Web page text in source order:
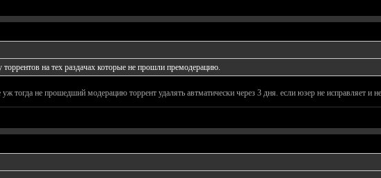
торрентов на тех раздачах которые не прошли премодерацию.
тогда не прошедший модерацию торрент удалять автматически через 3 дня. если юзер не исправляет и